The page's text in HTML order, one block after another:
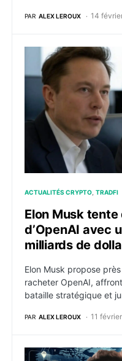
PAR ALEX LEROUX 14
Elon Musk tente de
ACTUALITÉS CRYPTO TRADFI
Elon Musk
d’OpenAI avec
milliards de
Elon Musk propose
racheter OpenAI,
bataille stratégique et
PAR ALEX LEROUX 11
X d’Elon Musk